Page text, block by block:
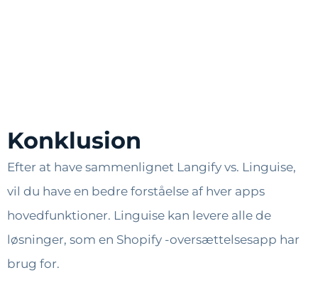
Konklusion
Efter at have sammenlignet Langify vs. Linguise,
vil du have en bedre forståelse af hver apps
hovedfunktioner. Linguise kan levere alle de
løsninger, som en Shopify -oversættelsesapp har
brug for.